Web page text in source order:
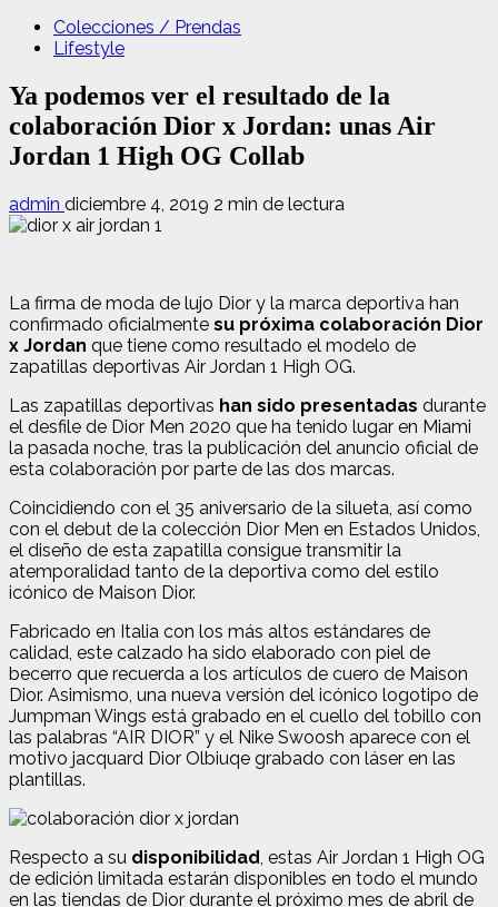
Colecciones / Prendas
Lifestyle
Ya podemos ver el resultado de la
colaboración Dior x Jordan: unas Air
Jordan 1 High OG Collab
admin diciembre 4, 2019 2 min de lectura
La firma de moda de lujo Dior y la marca deportiva han
confirmado oficialmente su próxima colaboración Dior
x Jordan que tiene como resultado el modelo de
zapatillas deportivas Air Jordan 1 High OG.
Las zapatillas deportivas han sido presentadas durante
el desfile de Dior Men 2020 que ha tenido lugar en Miami
la pasada noche, tras la publicación del anuncio oficial de
esta colaboración por parte de las dos marcas.
Coincidiendo con el 35 aniversario de la silueta, así como
con el debut de la colección Dior Men en Estados Unidos,
el diseño de esta zapatilla consigue transmitir la
atemporalidad tanto de la deportiva como del estilo
icónico de Maison Dior.
Fabricado en Italia con los más altos estándares de
calidad, este calzado ha sido elaborado con piel de
becerro que recuerda a los artículos de cuero de Maison
Dior. Asimismo, una nueva versión del icónico logotipo de
Jumpman Wings está grabado en el cuello del tobillo con
las palabras “AIR DIOR” y el Nike Swoosh aparece con el
motivo jacquard Dior Olbiuqe grabado con láser en las
plantillas.
Respecto a su disponibilidad, estas Air Jordan 1 High OG
de edición limitada estarán disponibles en todo el mundo
en las tiendas de Dior durante el próximo mes de abril de